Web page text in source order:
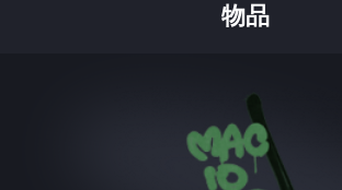
物品